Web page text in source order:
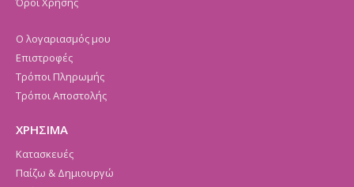
Ο λογαριασμός μου
Επιστροφές
Τρόποι Πληρωμής
Τρόποι Αποστολής
ΧΡΗΣΙΜΑ
Κατασκευές
Παίζω & Δημιουργώ